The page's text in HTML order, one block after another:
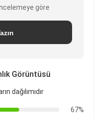
göre
Görüntüsü
dağılımıdır
67%